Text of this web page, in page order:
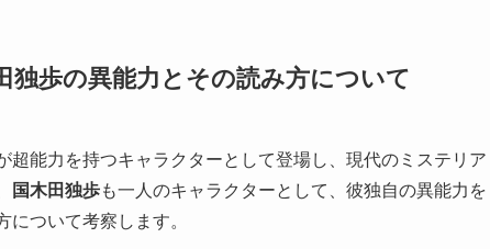
歩の異能力とその読み方について
超能力を持つキャラクターとして登場し、現代のミステリア
国木田独歩も一人のキャラクターとして、彼独自の異能力を
ついて考察します。